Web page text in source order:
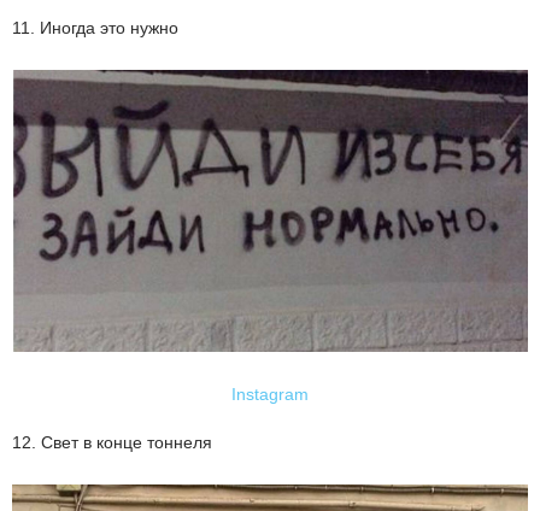
11. Иногда это нужно
Instagram
12. Свет в конце тоннеля